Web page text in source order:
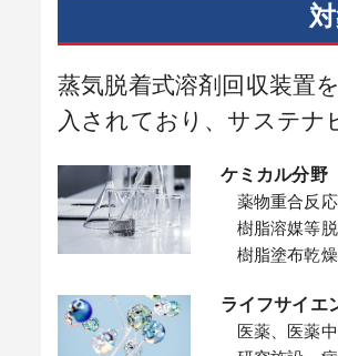
蒸気脱着式溶剤回収装置
入されており、サステ
ケミカル分野
薬物重合反
樹脂溶媒等
樹脂塗布乾
ライフサイエ
医薬、医薬